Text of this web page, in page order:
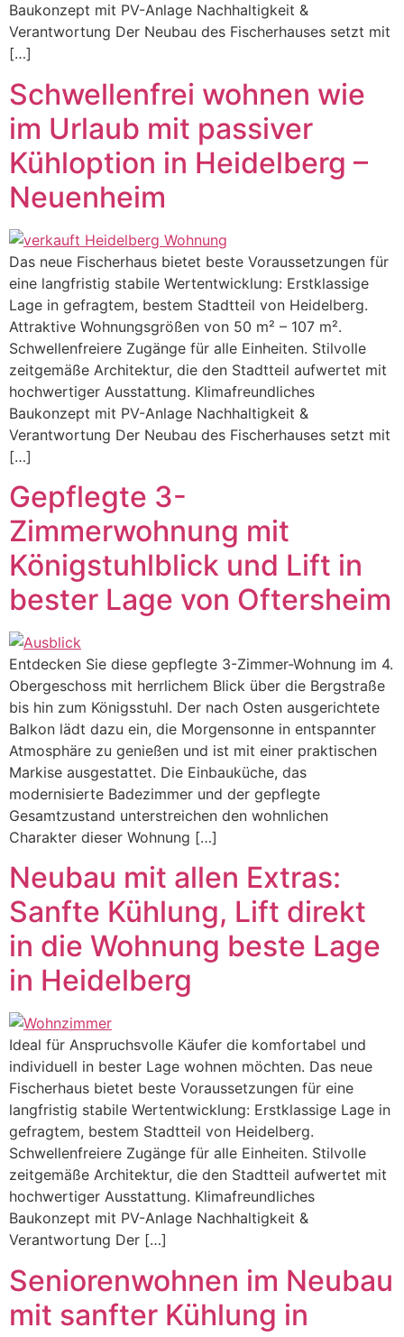
Baukonzept mit PV-Anlage Nachhaltigkeit &
Verantwortung Der Neubau des Fischerhauses setzt mit
[…]
Schwellenfrei wohnen wie
im Urlaub mit passiver
Kühloption in Heidelberg –
Neuenheim
Das neue Fischerhaus bietet beste Voraussetzungen für
eine langfristig stabile Wertentwicklung: Erstklassige
Lage in gefragtem, bestem Stadtteil von Heidelberg.
Attraktive Wohnungsgrößen von 50 m² – 107 m².
Schwellenfreiere Zugänge für alle Einheiten. Stilvolle
zeitgemäße Architektur, die den Stadtteil aufwertet mit
hochwertiger Ausstattung. Klimafreundliches
Baukonzept mit PV-Anlage Nachhaltigkeit &
Verantwortung Der Neubau des Fischerhauses setzt mit
[…]
Gepflegte 3-
Zimmerwohnung mit
Königstuhlblick und Lift in
bester Lage von Oftersheim
Entdecken Sie diese gepflegte 3-Zimmer-Wohnung im 4.
Obergeschoss mit herrlichem Blick über die Bergstraße
bis hin zum Königsstuhl. Der nach Osten ausgerichtete
Balkon lädt dazu ein, die Morgensonne in entspannter
Atmosphäre zu genießen und ist mit einer praktischen
Markise ausgestattet. Die Einbauküche, das
modernisierte Badezimmer und der gepflegte
Gesamtzustand unterstreichen den wohnlichen
Charakter dieser Wohnung […]
Neubau mit allen Extras:
Sanfte Kühlung, Lift direkt
in die Wohnung beste Lage
in Heidelberg
Ideal für Anspruchsvolle Käufer die komfortabel und
individuell in bester Lage wohnen möchten. Das neue
Fischerhaus bietet beste Voraussetzungen für eine
langfristig stabile Wertentwicklung: Erstklassige Lage in
gefragtem, bestem Stadtteil von Heidelberg.
Schwellenfreiere Zugänge für alle Einheiten. Stilvolle
zeitgemäße Architektur, die den Stadtteil aufwertet mit
hochwertiger Ausstattung. Klimafreundliches
Baukonzept mit PV-Anlage Nachhaltigkeit &
Verantwortung Der […]
Seniorenwohnen im Neubau
mit sanfter Kühlung in